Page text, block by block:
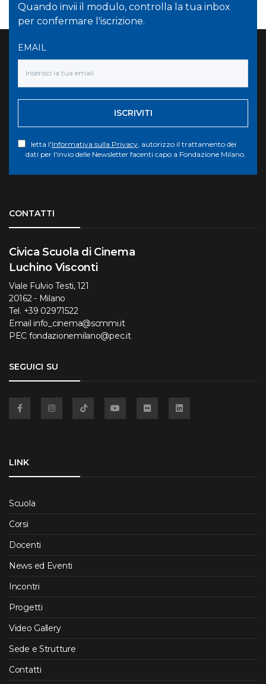
Quando invii il modulo, controlla la tua inbox
per confermare l'iscrizione.
EMAIL
ISCRIVITI
letta l'Informativa sulla Privacy, autorizzo il trattamento dei
dati per l'invio delle Newsletter facenti capo a Fondazione Milano.
CONTATTI
Civica Scuola di Cinema
Luchino Visconti
Viale Fulvio Testi, 121
20162 - Milano
Tel. +39 02971522
Email info_cinema@scmmi.it
PEC fondazionemilano@pec.it
SEGUICI SU
LINK
Scuola
Corsi
Docenti
News ed Eventi
Incontri
Progetti
Video Gallery
Sede e Strutture
Contatti